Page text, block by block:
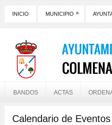
INICIO MUNICIPIO »
BANDOS ACTAS
Calendario de Eventos